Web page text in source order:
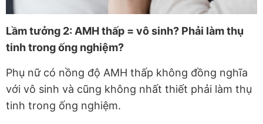
Lầm tưởng 2: AMH thấp = vô sinh? Phải làm thụ
tinh trong ống nghiệm?
Phụ nữ có nồng độ AMH thấp không đồng nghĩa
với vô sinh và cũng không nhất thiết phải làm thụ
tinh trong ống nghiệm.